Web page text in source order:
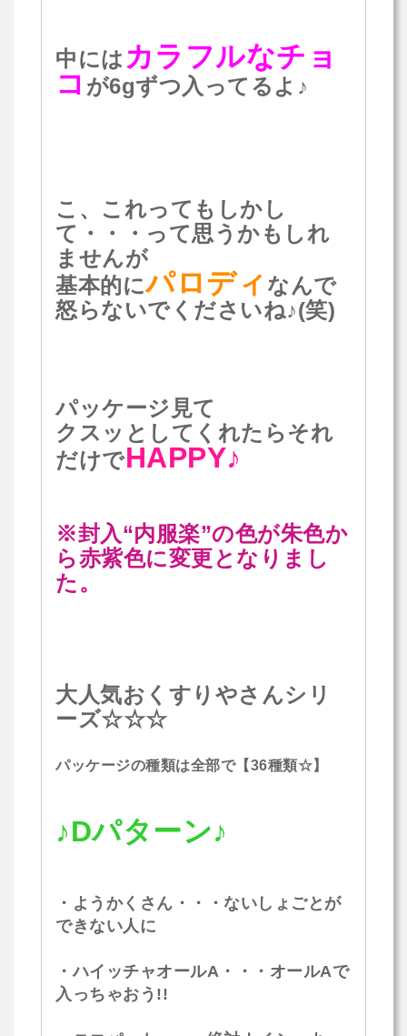
中には カラフルなチョ
コ が6gずつ入ってるよ♪
こ、これってもしかし
て・・・って思うかもしれ
ませんが
基本的にパロディ なんで
怒らないでくださいね♪(笑)
パッケージ見て
クスッとしてくれたらそれ
だけでHAPPY♪
※封入“内服楽”の色が朱色か
ら赤紫色に変更となりまし
た。
大人気おくすりやさんシリ
ーズ☆☆☆
パッケージの種類は全部で【36種類☆】
♪Dパターン♪
・ようかくさん・・・ないしょごとが
できない人に
・ハイッチャオールA・・・オールAで
入っちゃおう!!